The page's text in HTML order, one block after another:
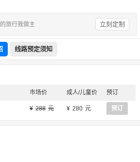
旅行我做主 立刻定制
线路预定须知
市场价 成人/儿童价 预订
288 280 预订